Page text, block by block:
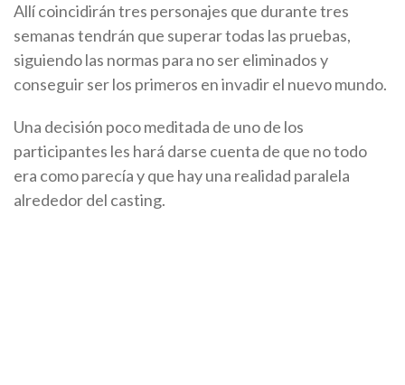
Allí coincidirán tres personajes que durante tres
semanas tendrán que superar todas las pruebas,
siguiendo las normas para no ser eliminados y
conseguir ser los primeros en invadir el nuevo mundo.
Una decisión poco meditada de uno de los
participantes les hará darse cuenta de que no todo
era como parecía y que hay una realidad paralela
alrededor del casting.